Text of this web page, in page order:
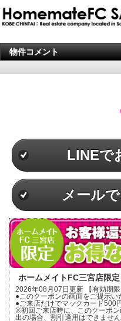
物件コメント
LINEで
メール
ホームメイトFC三宮店限
2026年08月07日更新 【有効期
●このクーポンの画面をご提示い
●ご来店だけでマックカード500
※初回ご来店時に、このクーポ
出の場合、割引適用はできません